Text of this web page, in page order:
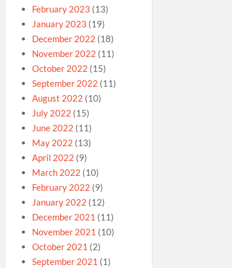
February 2023 (13)
January 2023 (19)
December 2022 (18)
November 2022 (11)
October 2022 (15)
September 2022 (11)
August 2022 (10)
July 2022 (15)
June 2022 (11)
May 2022 (13)
April 2022 (9)
March 2022 (10)
February 2022 (9)
January 2022 (12)
December 2021 (11)
November 2021 (10)
October 2021 (2)
September 2021 (1)